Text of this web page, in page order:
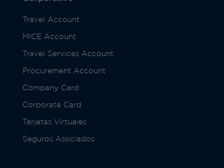
Travel Account
MICE Account
Travel Services Account
Procurement Account
Company Card
Corporate Card
Tarjetas Virtuales
Seguros Asociados